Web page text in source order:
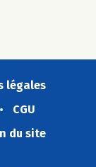
légales
CGU
du site